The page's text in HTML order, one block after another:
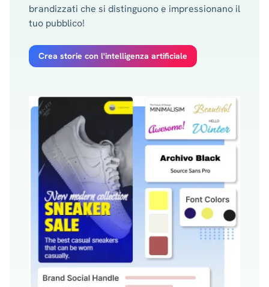
brandizzati che si distinguono e impressionano il
tuo pubblico!
Crea storie con l'intelligenza artificiale